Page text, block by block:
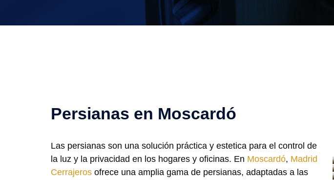
Persianas en Moscardó
Las persianas son una solución práctica y estetica para el control de
la luz y la privacidad en los hogares y oficinas. En Moscardó, Madrid
Cerrajeros ofrece una amplia gama de persianas, adaptadas a las